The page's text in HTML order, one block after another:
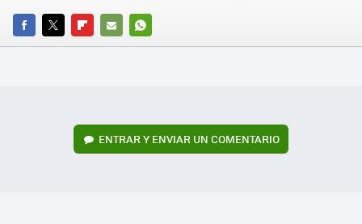
FACEBOOK
TWITTERFLIPBOARD
E-
WHATSAPP
ENTRAR Y ENVIAR UN COMENTARIO